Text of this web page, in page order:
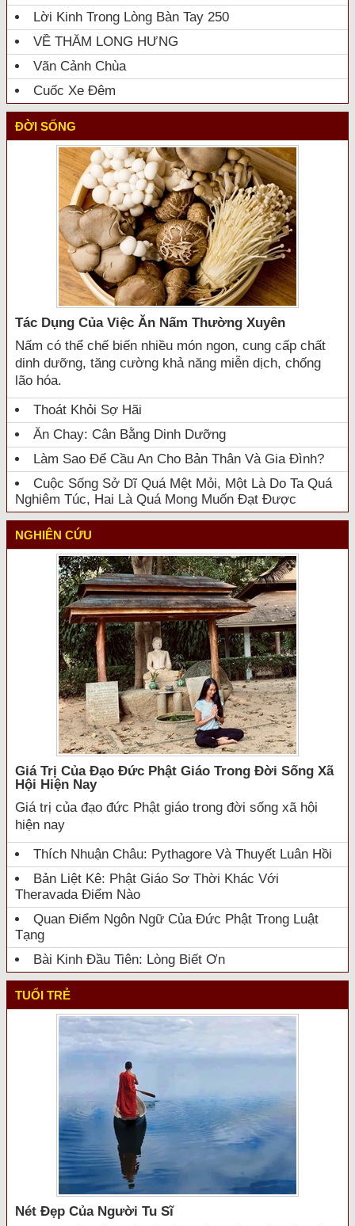
Lời Kinh Trong Lòng Bàn Tay 250
VỀ THĂM LONG HƯNG
Vãn Cảnh Chùa
Cuốc Xe Đêm
ĐỜI SỐNG
Tác Dụng Của Việc Ăn Nấm Thường Xuyên
Nấm có thể chế biến nhiều món ngon, cung cấp chất
dinh dưỡng, tăng cường khả năng miễn dịch, chống
lão hóa.
Thoát Khỏi Sợ Hãi
Ăn Chay: Cân Bằng Dinh Dưỡng
Làm Sao Để Cầu An Cho Bản Thân Và Gia Đình?
Cuộc Sống Sở Dĩ Quá Mệt Mỏi, Một Là Do Ta Quá
Nghiêm Túc, Hai Là Quá Mong Muốn Đạt Được
NGHIÊN CỨU
Giá Trị Của Đạo Đức Phật Giáo Trong Đời Sống Xã
Hội Hiện Nay
Giá trị của đạo đức Phật giáo trong đời sống xã hội
hiện nay
Thích Nhuận Châu: Pythagore Và Thuyết Luân Hồi
Bản Liệt Kê: Phật Giáo Sơ Thời Khác Với
Theravada Điểm Nào
Quan Điểm Ngôn Ngữ Của Đức Phật Trong Luật
Tạng
Bài Kinh Đầu Tiên: Lòng Biết Ơn
TUỔI TRẺ
Nét Đẹp Của Người Tu Sĩ